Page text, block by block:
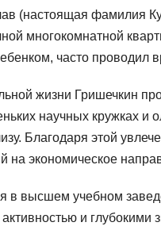
(настоящая фамилия
многокомнатной
часто проводил
жизни Гришечкин
научных кружках и
Благодаря этой
на экономическое
в высшем учебном
активностью и